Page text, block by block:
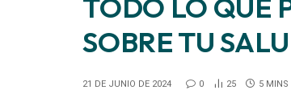
TODO LO QUE
SOBRE TU
21 DE JUNIO DE 2024 0 25 5 MINS